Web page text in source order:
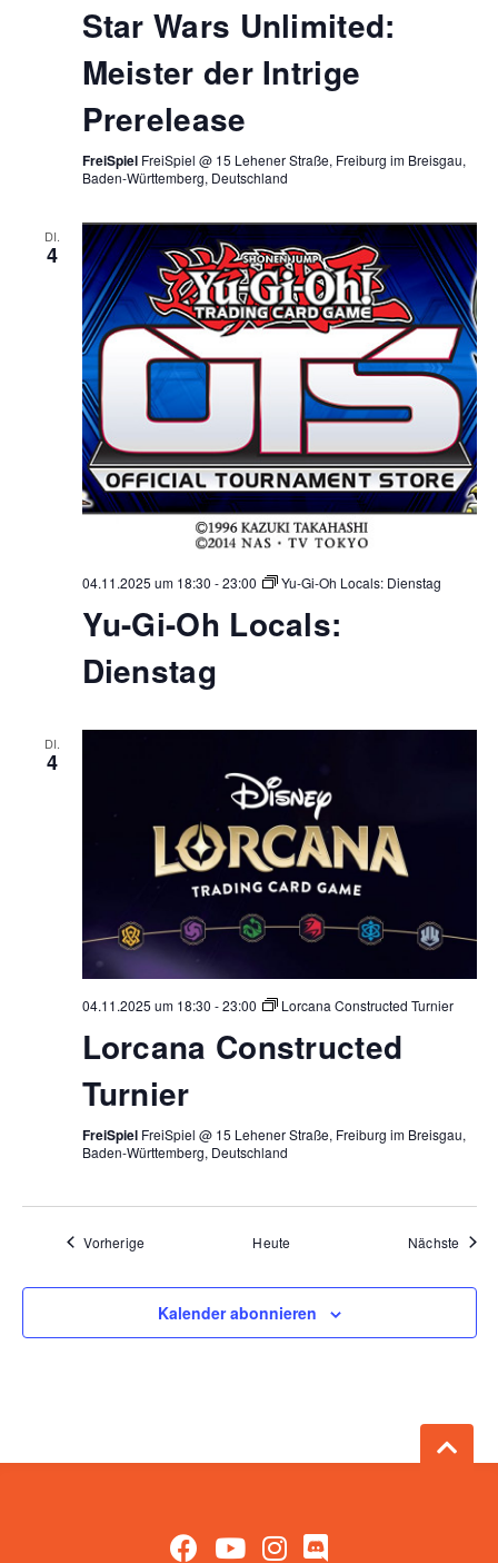
Star Wars Unlimited:
Meister der Intrige
Prerelease
FreiSpiel FreiSpiel @ 15 Lehener Straße, Freiburg im Breisgau,
Baden-Württemberg, Deutschland
DI.
4
04.11.2025 um 18:30 -23:00 Yu-Gi-Oh Locals: Dienstag
Yu-Gi-Oh Locals:
Dienstag
DI.
4
04.11.2025 um 18:30 -23:00 Lorcana Constructed Turnier
Lorcana Constructed
Turnier
FreiSpiel FreiSpiel @ 15 Lehener Straße, Freiburg im Breisgau,
Baden-Württemberg, Deutschland
Vorherige Heute Nächste
Kalender abonnieren